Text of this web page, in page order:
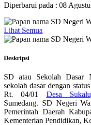
Diperbarui pada : 08
Lihat Semua
Deskripsi
SD atau Sekolah Dasar
sekolah dasar dengan
Rt. 04/01 Desa
Sumedang. SD Negeri
Pemerintah Daerah
Kementerian Pendidikan,